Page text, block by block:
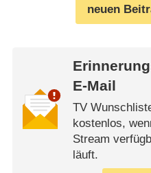
neuen
E-Mail
TV
kostenlos,
Stream
läuft.